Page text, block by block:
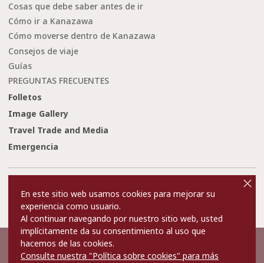
Cosas que debe saber antes de ir
Cómo ir a Kanazawa
Cómo moverse dentro de Kanazawa
Consejos de viaje
Guías
PREGUNTAS FRECUENTES
Folletos
Image Gallery
Travel Trade and Media
Emergencia
Privacy and Cookie Policy
Sobre nosotros
Contact Us
©2022 Kanazawa City Tourism Association.
The copyright for the Website contents is held by the Association.
En este sitio web usamos cookies para mejorar su
experiencia como usuario.
Al continuar navegando por nuestro sitio web, usted
implícitamente da su consentimiento al uso que
hacemos de las cookies.
Consulte nuestra "Política sobre cookies" para más
cl
o
s